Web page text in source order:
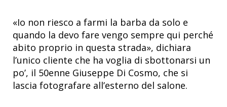
«Io non riesco a farmi la barba da solo e
quando la devo fare vengo sempre qui perché
abito proprio in questa strada», dichiara
l’unico cliente che ha voglia di sbottonarsi un
po’, il 50enne Giuseppe Di Cosmo, che si
lascia fotografare all’esterno del salone.